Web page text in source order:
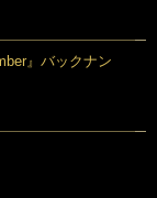
』バックナン